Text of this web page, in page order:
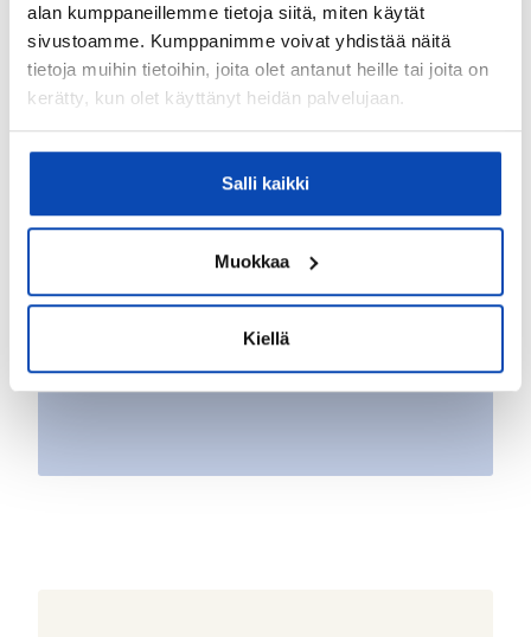
alan kumppaneillemme tietoja siitä, miten käytät
sivustoamme. Kumppanimme voivat yhdistää näitä
tietoja muihin tietoihin, joita olet antanut heille tai joita on
kerätty, kun olet käyttänyt heidän palvelujaan.
Salli kaikki
Muokkaa
Kiellä